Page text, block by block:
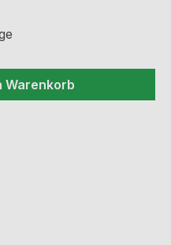
Wert
Warenkorb